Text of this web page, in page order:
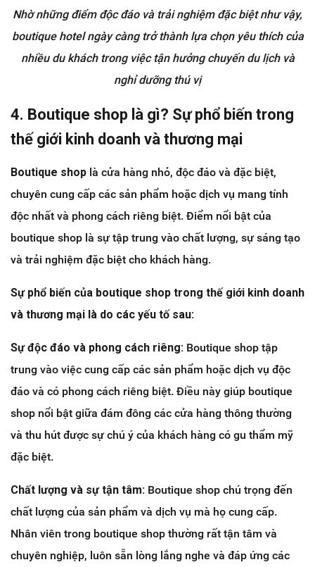
Nhờ những điểm độc đáo và trải nghiệm đặc biệt như vậy,
boutique hotel ngày càng trở thành lựa chọn yêu thích của
nhiều du khách trong việc tận hưởng chuyến du lịch và
nghỉ dưỡng thú vị
4. Boutique shop là gì? Sự phổ biến trong
thế giới kinh doanh và thương mại
Boutique shop là cửa hàng nhỏ, độc đáo và đặc biệt,
chuyên cung cấp các sản phẩm hoặc dịch vụ mang tính
độc nhất và phong cách riêng biệt. Điểm nổi bật của
boutique shop là sự tập trung vào chất lượng, sự sáng tạo
và trải nghiệm đặc biệt cho khách hàng.
Sự phổ biến của boutique shop trong thế giới kinh doanh
và thương mại là do các yếu tố sau:
Sự độc đáo và phong cách riêng: Boutique shop tập
trung vào việc cung cấp các sản phẩm hoặc dịch vụ độc
đáo và có phong cách riêng biệt. Điều này giúp boutique
shop nổi bật giữa đám đông các cửa hàng thông thường
và thu hút được sự chú ý của khách hàng có gu thẩm mỹ
đặc biệt.
Chất lượng và sự tận tâm: Boutique shop chú trọng đến
chất lượng của sản phẩm và dịch vụ mà họ cung cấp.
Nhân viên trong boutique shop thường rất tận tâm và
chuyên nghiệp, luôn sẵn lòng lắng nghe và đáp ứng các